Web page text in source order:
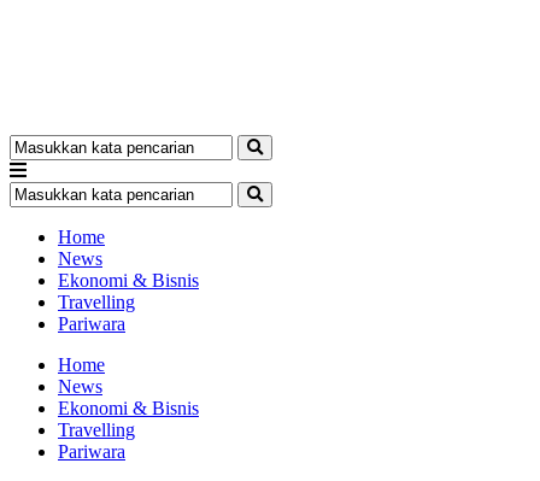
Home
News
Ekonomi & Bisnis
Travelling
Pariwara
Home
News
Ekonomi & Bisnis
Travelling
Pariwara